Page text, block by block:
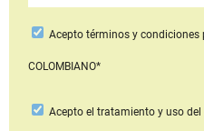
Aceptotérminos y
COLOMBIANO*
Acepto el tratamiento y uso